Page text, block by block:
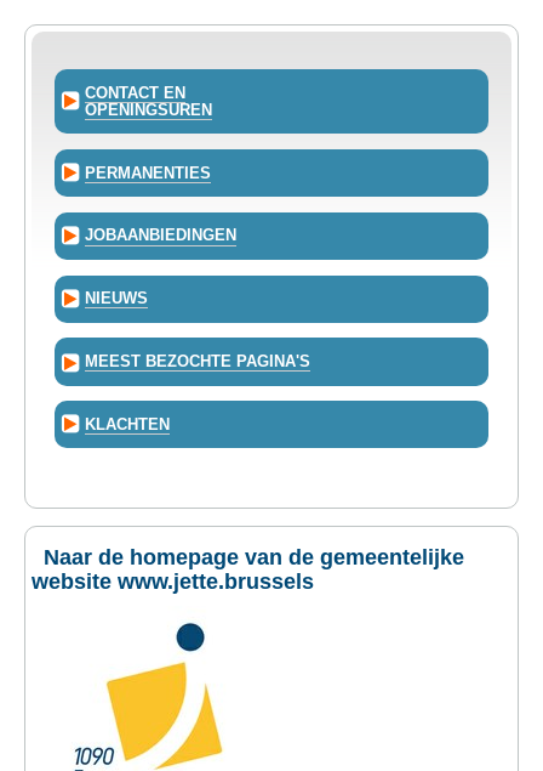
VOEDSELHULP
SENIOREN
CULTUUR EN JEUGD
CONTACT EN
OPENINGSUREN
PERMANENTIES
JOBAANBIEDINGEN
NIEUWS
MEEST BEZOCHTE PAGINA'S
KLACHTEN
Naar de homepage van de gemeentelijke
website www.jette.brussels